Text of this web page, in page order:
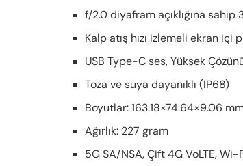
f/2.0 diyafram açıklığına sahip
Kalp atış hızı izlemeli ekran içi
USB Type-C ses, Yüksek
Toza ve suya dayanıklı (IP68)
Boyutlar: 163.18×74.64×9.06
Ağırlık: 227 gram
5G SA/NSA, Çift 4G VoLTE, Wi-